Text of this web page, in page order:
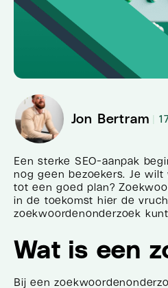
Jon Bertram |
Een sterke SEO-aanpak
nog geen bezoekers. Je
tot een goed plan?
in de toekomst hier de
zoekwoordenonderzoek
Wat is een
Bij een